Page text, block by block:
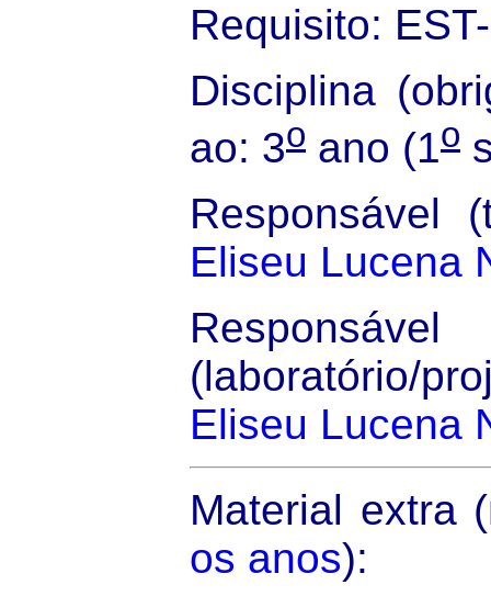
Requisito:
Disciplina
ao: 3o ano (1o
Responsável
Eliseu Lucena
Responsável
(laboratório/
Eliseu Lucena
Material extra
os anos):